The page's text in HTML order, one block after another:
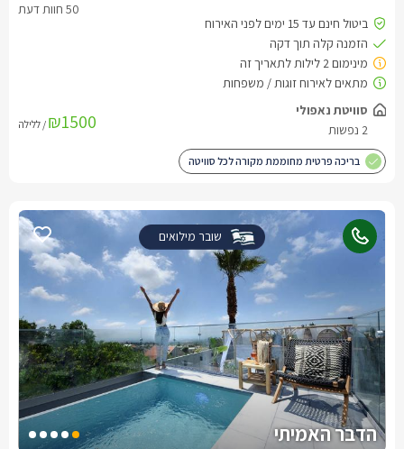
₪1500 / ללילה
בריכה פרטית מחוממת מקורה לכל סוויטה
שובר מילואים
הדבר האמיתי